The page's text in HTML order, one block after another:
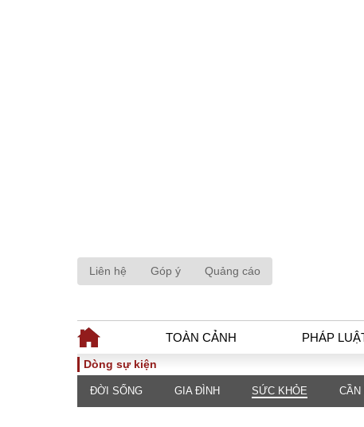
Liên hệ Góp ý Quảng cáo
TOÀN CẢNH PHÁP
TOÀN CẢNH PHÁP
Dòng sự kiện
ĐỜI SỐNG GIA ĐÌNH SỨC KHỎE CẦN